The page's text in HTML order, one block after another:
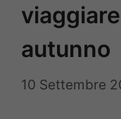
autunno
10 Settembre